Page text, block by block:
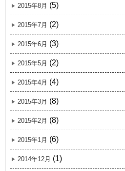
2015年8月 (5)
2015年7月 (2)
2015年6月 (3)
2015年5月 (2)
2015年4月 (4)
2015年3月 (8)
2015年2月 (8)
2015年1月 (6)
2014年12月 (1)